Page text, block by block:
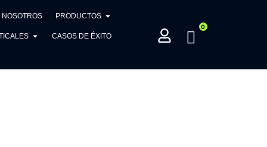
NOSOTROS PRODUCTOS
CASOS DE ÉXITO
0